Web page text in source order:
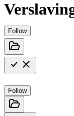
Follow
Follow